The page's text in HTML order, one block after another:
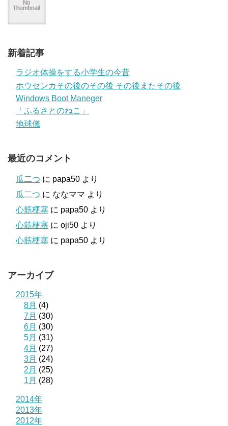
新着記事
ラジオ体操をする小学生の今昔
ホウセンカその後のその後 その後またその後
Windows Boot Maneger
「ふるさとのねこ」
地球儀
最近のコメント
瓜二つ に papa50 より
瓜二つ に ななママ より
心筋梗塞 に papa50 より
心筋梗塞 に oji50 より
心筋梗塞 に papa50 より
アーカイブ
2015年
8月 (4)
7月 (30)
6月 (30)
5月 (31)
4月 (27)
3月 (24)
2月 (25)
1月 (28)
2014年
2013年
2012年